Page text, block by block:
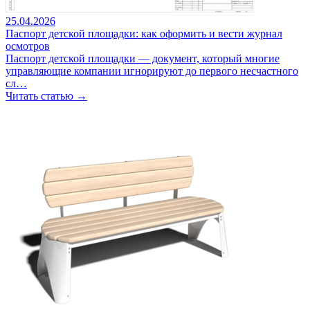
25.04.2026
Паспорт детской площадки: как оформить и вести журнал
осмотров
Паспорт детской площадки — документ, который многие
управляющие компании игнорируют до первого несчастного
сл…
Читать статью →